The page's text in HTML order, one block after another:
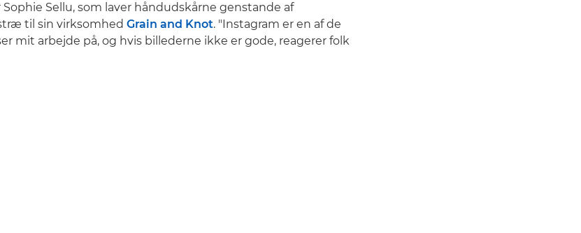
Sellu, som laver håndudskårne genstande af
til sin virksomhed Grain and Knot. "Instagram er en af de
mit arbejde på, og hvis billederne ikke er gode, reagerer folk